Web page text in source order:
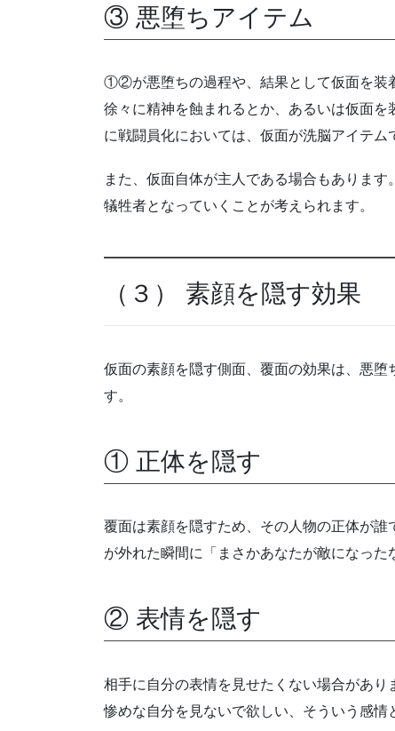
③ 悪堕ちアイテム
①②が悪堕ちの過程や、結果として仮面を装
徐々に精神を蝕まれるとか、あるいは仮面
に戦闘員化においては、仮面が洗脳アイテム
また、仮面自体が主人である場合もありま
犠牲者となっていくことが考えられます。
（３） 素顔を隠す効果
仮面の素顔を隠す側面、覆面の効果は、悪
す。
① 正体を隠す
覆面は素顔を隠すため、その人物の正体が
が外れた瞬間に「まさかあなたが敵になっ
② 表情を隠す
相手に自分の表情を見せたくない場合があ
惨めな自分を見ないで欲しい、そういう感情